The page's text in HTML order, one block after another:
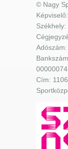
© Nagy
Cím: